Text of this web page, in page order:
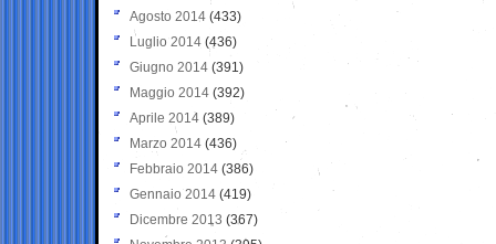
Agosto 2014 (433)
Luglio 2014 (436)
Giugno 2014 (391)
Maggio 2014 (392)
Aprile 2014 (389)
Marzo 2014 (436)
Febbraio 2014 (386)
Gennaio 2014 (419)
Dicembre 2013 (367)